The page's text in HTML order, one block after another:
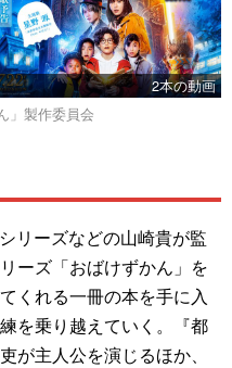
2本の動画
」製作委員会
リーズなどの山崎貴が監
ーズ「おばけずかん」を
くれる一冊の本を手に入
を乗り越えていく。『都
が主人公を演じるほか、